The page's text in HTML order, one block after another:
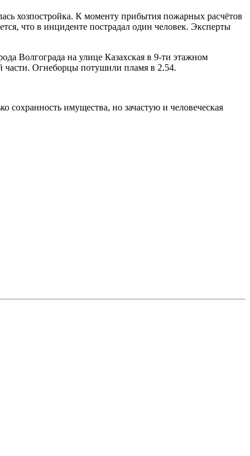
хозпостройка. К моменту прибытия пожарных расчётов
что в инциденте пострадал один человек. Эксперты
Волгограда на улице Казахская в 9-ти этажном
части. Огнеборцы потушили пламя в 2.54.
сохранность имущества, но зачастую и человеческая